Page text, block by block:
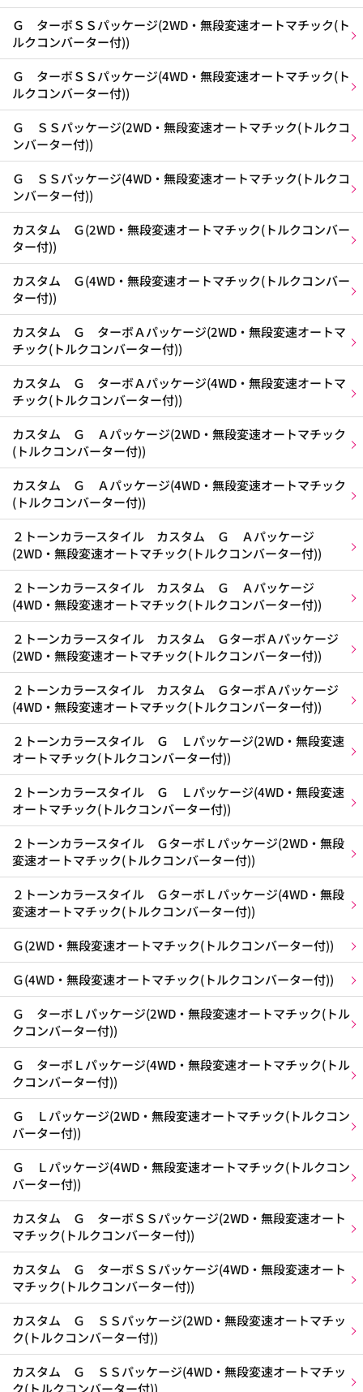
Ｇ ターボＳＳパッケージ(2WD・無段変速オートマチック(ト
ルクコンバーター付))
Ｇ ターボＳＳパッケージ(4WD・無段変速オートマチック(ト
ルクコンバーター付))
Ｇ ＳＳパッケージ(2WD・無段変速オートマチック(トルクコ
ンバーター付))
Ｇ ＳＳパッケージ(4WD・無段変速オートマチック(トルクコ
ンバーター付))
カスタム Ｇ(2WD・無段変速オートマチック(トルクコンバー
ター付))
カスタム Ｇ(4WD・無段変速オートマチック(トルクコンバー
ター付))
カスタム Ｇ ターボＡパッケージ(2WD・無段変速オートマ
チック(トルクコンバーター付))
カスタム Ｇ ターボＡパッケージ(4WD・無段変速オートマ
チック(トルクコンバーター付))
カスタム Ｇ Ａパッケージ(2WD・無段変速オートマチック
(トルクコンバーター付))
カスタム Ｇ Ａパッケージ(4WD・無段変速オートマチック
(トルクコンバーター付))
２トーンカラースタイル カスタム Ｇ Ａパッケージ
(2WD・無段変速オートマチック(トルクコンバーター付))
２トーンカラースタイル カスタム Ｇ Ａパッケージ
(4WD・無段変速オートマチック(トルクコンバーター付))
２トーンカラースタイル カスタム ＧターボＡパッケージ
(2WD・無段変速オートマチック(トルクコンバーター付))
２トーンカラースタイル カスタム ＧターボＡパッケージ
(4WD・無段変速オートマチック(トルクコンバーター付))
２トーンカラースタイル Ｇ Ｌパッケージ(2WD・無段変速
オートマチック(トルクコンバーター付))
２トーンカラースタイル Ｇ Ｌパッケージ(4WD・無段変速
オートマチック(トルクコンバーター付))
２トーンカラースタイル ＧターボＬパッケージ(2WD・無段
変速オートマチック(トルクコンバーター付))
２トーンカラースタイル ＧターボＬパッケージ(4WD・無段
変速オートマチック(トルクコンバーター付))
Ｇ(2WD・無段変速オートマチック(トルクコンバーター付))
Ｇ(4WD・無段変速オートマチック(トルクコンバーター付))
Ｇ ターボＬパッケージ(2WD・無段変速オートマチック(トル
クコンバーター付))
Ｇ ターボＬパッケージ(4WD・無段変速オートマチック(トル
クコンバーター付))
Ｇ Ｌパッケージ(2WD・無段変速オートマチック(トルクコン
バーター付))
Ｇ Ｌパッケージ(4WD・無段変速オートマチック(トルクコン
バーター付))
カスタム Ｇ ターボＳＳパッケージ(2WD・無段変速オート
マチック(トルクコンバーター付))
カスタム Ｇ ターボＳＳパッケージ(4WD・無段変速オート
マチック(トルクコンバーター付))
カスタム Ｇ ＳＳパッケージ(2WD・無段変速オートマチッ
ク(トルクコンバーター付))
カスタム Ｇ ＳＳパッケージ(4WD・無段変速オートマチッ
ク(トルクコンバーター付))